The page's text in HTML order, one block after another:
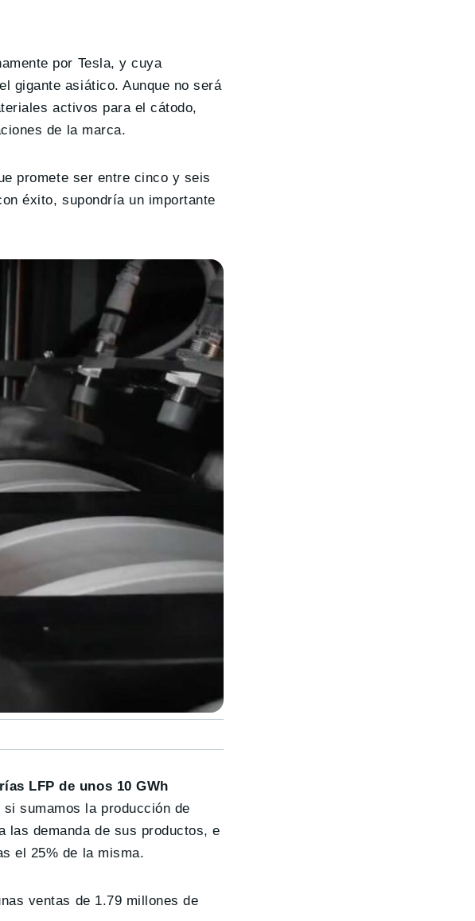
por Tesla, y cuya
gigante asiático. Aunque no será
activos para el cátodo,
de la marca.
promete ser entre cinco y seis
éxito, supondría un importante
LFP de unos 10 GWh
sumamos la producción de
las demanda de sus productos, e
el 25% de la misma.
ventas de 1.79 millones de